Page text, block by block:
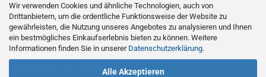
Wir verwenden Cookies und ähnliche Technologien, auch von
Drittanbietern, um die ordentliche Funktionsweise der Website zu
gewährleisten, die Nutzung unseres Angebotes zu analysieren und Ihnen
ein bestmögliches Einkaufserlebnis bieten zu können. Weitere
Informationen finden Sie in unserer Datenschutzerklärung.
Alle Akzeptieren
0551 - 89028638 Mo-Fr.
15:00 bis 17:00
Vertrag widerrufen